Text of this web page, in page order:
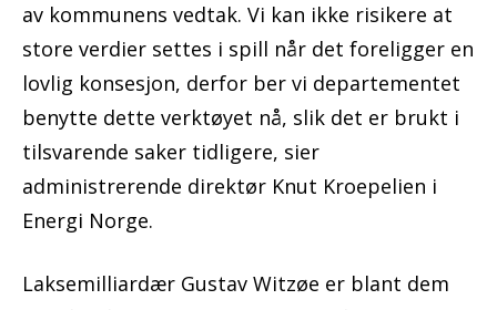
av kommunens vedtak. Vi kan ikke risikere at
store verdier settes i spill når det foreligger en
lovlig konsesjon, derfor ber vi departementet
benytte dette verktøyet nå, slik det er brukt i
tilsvarende saker tidligere, sier
administrerende direktør Knut Kroepelien i
Energi Norge.
Laksemilliardær Gustav Witzøe er blant dem